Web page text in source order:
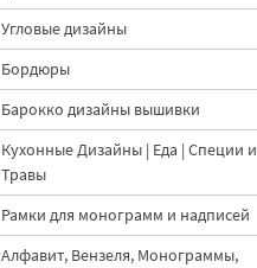
Угловые дизайны
Бордюры
Барокко дизайны вышивки
Кухонные Дизайны | Еда | Специи и
Травы
Рамки для монограмм и надписей
Алфавит, Вензеля, Монограммы,